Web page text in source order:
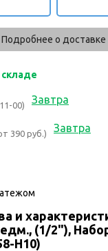
Подробнее о доставке
складе
00)
Завтра
390 руб.) Завтра
и
(1/2"),
H10)